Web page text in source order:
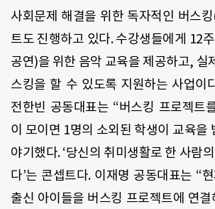
사회문제 해결을 위한 독자적인 버스
트도 진행하고 있다. 수강생들에게 12
공연)을 위한 음악 교육을 제공하고, 실
스킹을 할 수 있도록 지원하는 사업이
전한빈 공동대표는 “버스킹 프로젝트
이 모이면 1명의 소외된 학생이 교육을
야기했다. ‘당신의 취미생활로 한 사람
다’는 콘셉트다. 이재명 공동대표는 “
출신 아이들을 버스킹 프로젝트에 연